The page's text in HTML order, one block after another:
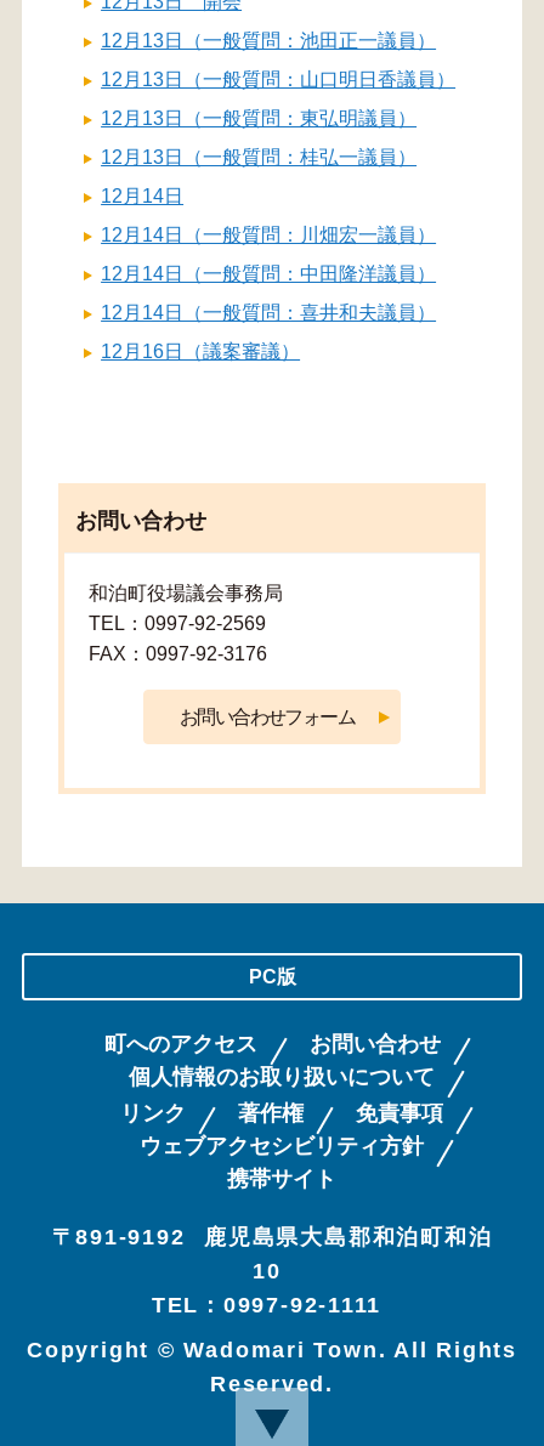
12月13日（一般質問：池田正一議員）
12月13日（一般質問：山口明日香議員）
12月13日（一般質問：東弘明議員）
12月13日（一般質問：桂弘一議員）
12月14日
12月14日（一般質問：川畑宏一議員）
12月14日（一般質問：中田隆洋議員）
12月14日（一般質問：喜井和夫議員）
12月16日（議案審議）
お問い合わせ
和泊町役場議会事務局
TEL：0997-92-2569
FAX：0997-92-3176
PC版
町へのアクセス
お問い合わせ
個人情報のお取り扱いについて
リンク
著作権
免責事項
ウェブアクセシビリティ方針
携帯サイト
〒891-9192
鹿児島県大島郡和泊町和泊
10
TEL：0997-92-1111
Copyright © Wadomari Town. All Rights
Reserved.